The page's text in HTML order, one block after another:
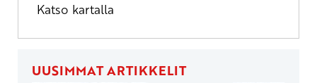
Katso kartalla
UUSIMMAT ARTIKKELIT